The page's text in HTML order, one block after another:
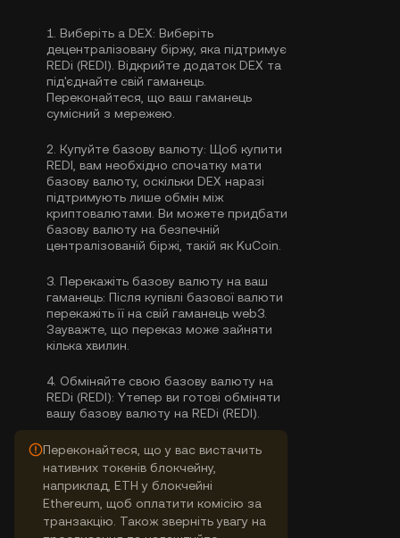
1. Виберіть a DEX: Виберіть
децентралізовану біржу, яка підтримує
REDi (REDI). Відкрийте додаток DEX та
під'єднайте свій гаманець.
Переконайтеся, що ваш гаманець
сумісний з мережею.
2. Купуйте базову валюту: Щоб купити
REDI, вам необхідно спочатку мати
базову валюту, оскільки DEX наразі
підтримують лише обмін між
криптовалютами. Ви можете придбати
базову валюту на безпечній
централізованій біржі, такій як KuCoin.
3. Перекажіть базову валюту на ваш
гаманець: Після купівлі базової валюти
перекажіть її на свій гаманець web3.
Зауважте, що переказ може зайняти
кілька хвилин.
4. Обміняйте свою базову валюту на
REDi (REDI): Yтепер ви готові обміняти
вашу базову валюту на REDi (REDI).
Переконайтеся, що у вас вистачить
нативних токенів блокчейну,
наприклад, ETH у блокчейні
Ethereum, щоб оплатити комісію за
транзакцію. Також зверніть увагу на